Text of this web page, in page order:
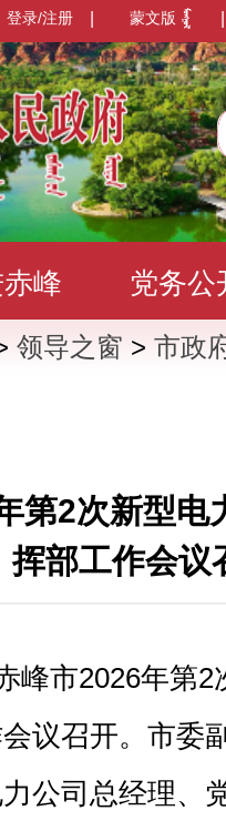
蒙文版
登录/注册
峰 党务公
动 数据发
领导之窗 > 市政
第2次新型电
挥部工作会议
峰市2026年第
议召开。市委
公司总经理、